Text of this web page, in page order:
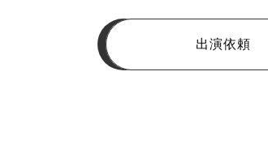
出演依頼